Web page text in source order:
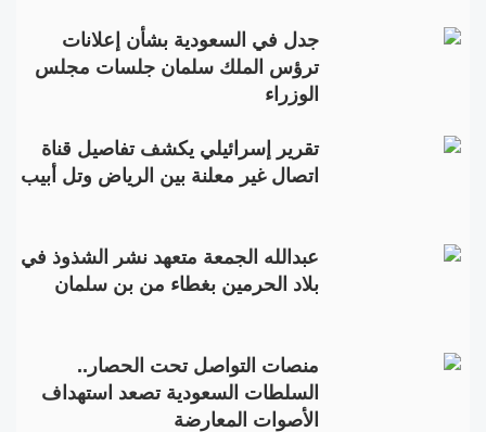
جدل في السعودية بشأن إعلانات
ترؤس الملك سلمان جلسات مجلس
الوزراء
تقرير إسرائيلي يكشف تفاصيل قناة
اتصال غير معلنة بين الرياض وتل أبيب
عبدالله الجمعة متعهد نشر الشذوذ في
بلاد الحرمين بغطاء من بن سلمان
منصات التواصل تحت الحصار..
السلطات السعودية تصعد استهداف
الأصوات المعارضة